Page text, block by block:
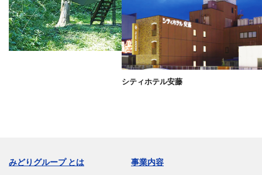
シティホテル安藤
みどりグループ とは
事業内容